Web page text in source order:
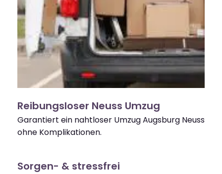
Reibungsloser Neuss Umzug
Garantiert ein nahtloser Umzug Augsburg Neuss
ohne Komplikationen.
Sorgen- & stressfrei